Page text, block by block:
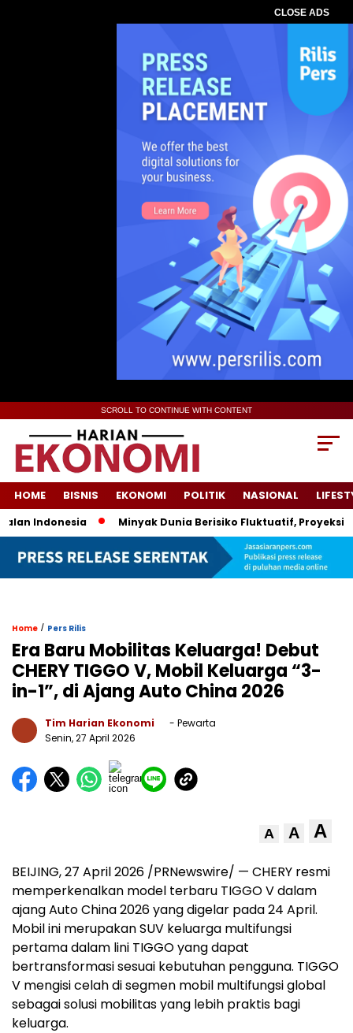
CLOSE ADS
SCROLL TO CONTINUE WITH CONTENT
HOME BISNIS EKONOMI POLITIK NASIONAL
Indonesia Minyak Dunia Berisiko Fluktuatif, Proyeksi
Home / Pers Rilis
Era Baru Mobilitas Keluarga! Debut
CHERY TIGGO V, Mobil Keluarga “3-
in-1”, di Ajang Auto China 2026
Tim Harian Ekonomi
- Pewarta
Senin, 27 April 2026
A A A
BEIJING, 27 April 2026 /PRNewswire/ — CHERY resmi
memperkenalkan model terbaru TIGGO V dalam
ajang Auto China 2026 yang digelar pada 24 April.
Mobil ini merupakan SUV keluarga multifungsi
pertama dalam lini TIGGO yang dapat
bertransformasi sesuai kebutuhan pengguna. TIGGO
V mengisi celah di segmen mobil multifungsi global
sebagai solusi mobilitas yang lebih praktis bagi
keluarga.